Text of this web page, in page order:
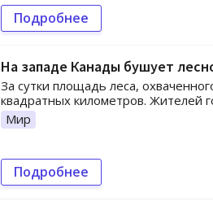
Подробнее
На западе Канады бушует
За сутки площадь леса,
квадратных километров. Жителей
Мир
Подробнее